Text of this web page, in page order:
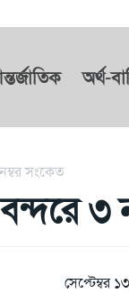
অর্থ-
সংকেত
৩
সেপ্টেম্বর